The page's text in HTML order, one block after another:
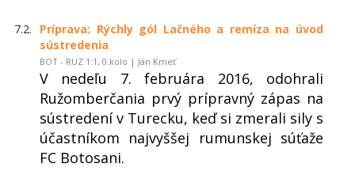
7.2.
Príprava: Rýchly gól Lačného a remíza na úvod
sústredenia
BOT - RUZ 1:1, 0.kolo | Ján Kmeť
V nedeľu 7. februára 2016, odohrali
Ružomberčania prvý prípravný zápas na
sústredení v Turecku, keď si zmerali sily s
účastníkom najvyššej rumunskej súťaže
FC Botosani.